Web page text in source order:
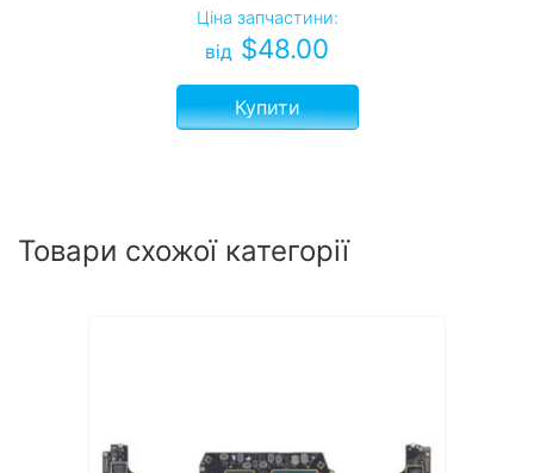
Ціна запчастини:
від $48.00
Купити
Товари схожої категорії